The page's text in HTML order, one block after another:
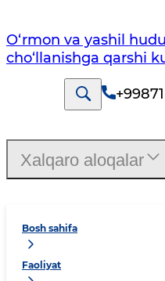
O‘rmon va yashil
cho‘llanishga qarshi
Bosh sahifa
Faoliyat
Xalqaro aloqalar